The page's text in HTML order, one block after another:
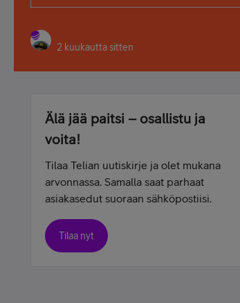
2 kuukautta sitten
Älä jää paitsi – osallistu ja
voita!
Tilaa Telian uutiskirje ja olet mukana
arvonnassa. Samalla saat parhaat
asiakasedut suoraan sähköpostiisi.
Tilaa nyt